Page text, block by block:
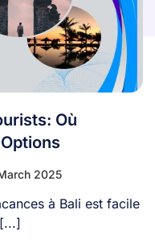
Où
2025
à Bali est facile